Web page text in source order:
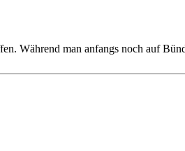
Während man anfangs noch auf